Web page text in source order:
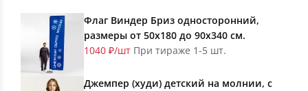
Флаг Виндер Бриз односторонний,
размеры от 50х180 до 90х340 см.
1040 ₽/шт При тираже 1-5 шт.
Джемпер (худи) детский на молнии, с